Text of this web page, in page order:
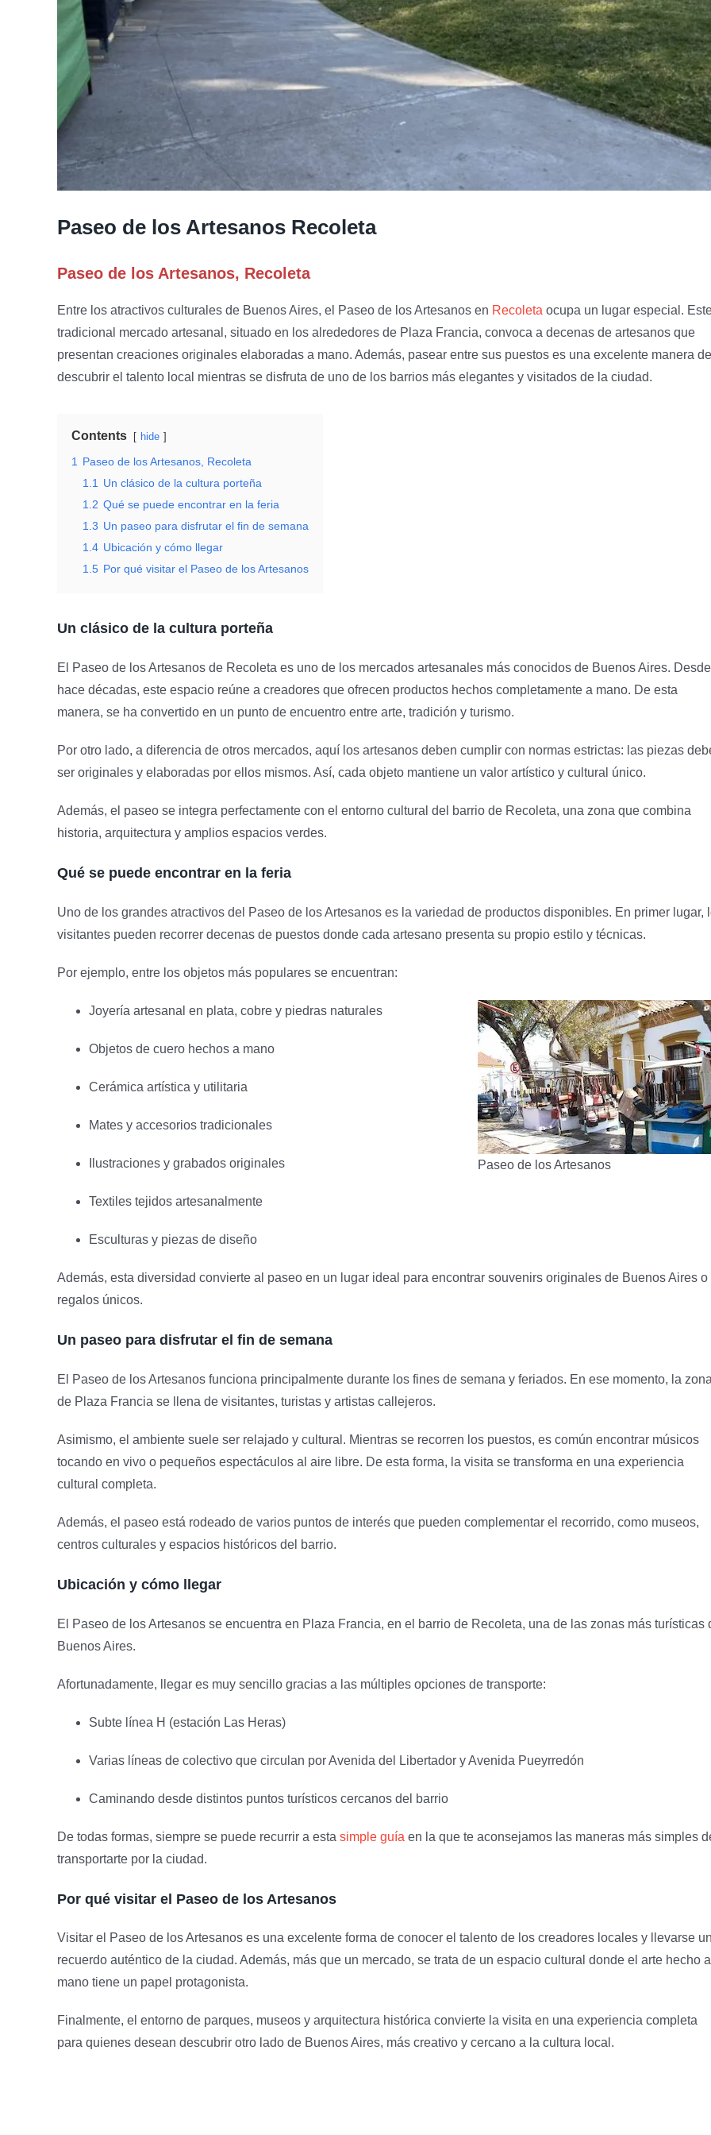
Paseo de los Artesanos Recoleta
Paseo de los Artesanos, Recoleta
Entre los atractivos culturales de Buenos Aires, el Paseo de los Artesanos en Recoleta ocupa un lugar especial.
tradicional mercado artesanal, situado en los alrededores de Plaza Francia, convoca a decenas de artesanos que
presentan creaciones originales elaboradas a mano. Además, pasear entre sus puestos es una excelente manera de
descubrir el talento local mientras se disfruta de uno de los barrios más elegantes y visitados de la ciudad.
Contents hide
1
Paseo de los Artesanos, Recoleta
1.1
Un clásico de la cultura porteña
1.2 Qué se puede encontrar en la feria
1.3 Un paseo para disfrutar el fin de semana
1.4 Ubicación y cómo llegar
1.5 Por qué visitar el Paseo de los Artesanos
Un clásico de la cultura porteña
El Paseo de los Artesanos de Recoleta es uno de los mercados artesanales más conocidos de Buenos Aires. Desde
hace décadas, este espacio reúne a creadores que ofrecen productos hechos completamente a mano. De esta
manera, se ha convertido en un punto de encuentro entre arte, tradición y turismo.
Por otro lado, a diferencia de otros mercados, aquí los artesanos deben cumplir con normas estrictas: las piezas
ser originales y elaboradas por ellos mismos. Así, cada objeto mantiene un valor artístico y cultural único.
Además, el paseo se integra perfectamente con el entorno cultural del barrio de Recoleta, una zona que combina
historia, arquitectura y amplios espacios verdes.
Qué se puede encontrar en la feria
Uno de los grandes atractivos del Paseo de los Artesanos es la variedad de productos disponibles. En primer lugar,
visitantes pueden recorrer decenas de puestos donde cada artesano presenta su propio estilo y técnicas.
Por ejemplo, entre los objetos más populares se encuentran:
Paseo de los Artesanos
Joyería artesanal en plata, cobre y piedras naturales
Objetos de cuero hechos a mano
Cerámica artística y utilitaria
Mates y accesorios tradicionales
Ilustraciones y grabados originales
Textiles tejidos artesanalmente
Esculturas y piezas de diseño
Además, esta diversidad convierte al paseo en un lugar ideal para encontrar souvenirs originales de Buenos Aires o
regalos únicos.
Un paseo para disfrutar el fin de semana
El Paseo de los Artesanos funciona principalmente durante los fines de semana y feriados. En ese momento, la
de Plaza Francia se llena de visitantes, turistas y artistas callejeros.
Asimismo, el ambiente suele ser relajado y cultural. Mientras se recorren los puestos, es común encontrar músicos
tocando en vivo o pequeños espectáculos al aire libre. De esta forma, la visita se transforma en una experiencia
cultural completa.
Además, el paseo está rodeado de varios puntos de interés que pueden complementar el recorrido, como museos,
centros culturales y espacios históricos del barrio.
Ubicación y cómo llegar
El Paseo de los Artesanos se encuentra en Plaza Francia, en el barrio de Recoleta, una de las zonas más turísticas
Buenos Aires.
Afortunadamente, llegar es muy sencillo gracias a las múltiples opciones de transporte:
Subte línea H (estación Las Heras)
Varias líneas de colectivo que circulan por Avenida del Libertador y Avenida Pueyrredón
Caminando desde distintos puntos turísticos cercanos del barrio
De todas formas, siempre se puede recurrir a esta simple guía en la que te aconsejamos las maneras más simples
transportarte por la ciudad.
Por qué visitar el Paseo de los Artesanos
Visitar el Paseo de los Artesanos es una excelente forma de conocer el talento de los creadores locales y llevarse
recuerdo auténtico de la ciudad. Además, más que un mercado, se trata de un espacio cultural donde el arte hecho a
mano tiene un papel protagonista.
Finalmente, el entorno de parques, museos y arquitectura histórica convierte la visita en una experiencia completa
para quienes desean descubrir otro lado de Buenos Aires, más creativo y cercano a la cultura local.